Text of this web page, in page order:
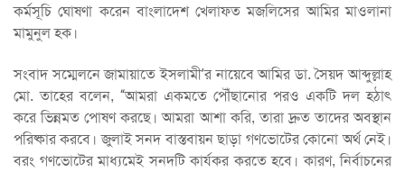
কর্মসূচি ঘোষণা করেন বাংলাদেশ খেলাফত মজলিসের আমির মাওলানা
মামুনুল হক।
সংবাদ সম্মেলনে জামায়াতে ইসলামী’র নায়েবে আমির ডা. সৈয়দ আব্দুল্লাহ
মো. তাহের বলেন, “আমরা একমতে পৌঁছানোর পরও একটি দল হঠাৎ
করে ভিন্নমত পোষণ করছে। আমরা আশা করি, তারা দ্রুত তাদের অবস্থান
পরিষ্কার করবে। জুলাই সনদ বাস্তবায়ন ছাড়া গণভোটের কোনো অর্থ নেই।
বরং গণভোটের মাধ্যমেই সনদটি কার্যকর করতে হবে। কারণ, নির্বাচনের